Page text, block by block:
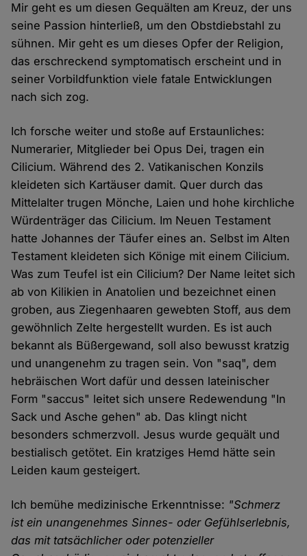
Mir geht es um diesen Gequälten am Kreuz, der uns
seine Passion hinterließ, um den Obstdiebstahl zu
sühnen. Mir geht es um dieses Opfer der Religion,
das erschreckend symptomatisch erscheint und in
seiner Vorbildfunktion viele fatale Entwicklungen
nach sich zog.
Ich forsche weiter und stoße auf Erstaunliches:
Numerarier, Mitglieder bei Opus Dei, tragen ein
Cilicium. Während des 2. Vatikanischen Konzils
kleideten sich Kartäuser damit. Quer durch das
Mittelalter trugen Mönche, Laien und hohe kirchliche
Würdenträger das Cilicium. Im Neuen Testament
hatte Johannes der Täufer eines an. Selbst im Alten
Testament kleideten sich Könige mit einem Cilicium.
Was zum Teufel ist ein Cilicium? Der Name leitet sich
ab von Kilikien in Anatolien und bezeichnet einen
groben, aus Ziegenhaaren gewebten Stoff, aus dem
gewöhnlich Zelte hergestellt wurden. Es ist auch
bekannt als Büßergewand, soll also bewusst kratzig
und unangenehm zu tragen sein. Von "saq", dem
hebräischen Wort dafür und dessen lateinischer
Form "saccus" leitet sich unsere Redewendung "In
Sack und Asche gehen" ab. Das klingt nicht
besonders schmerzvoll. Jesus wurde gequält und
bestialisch getötet. Ein kratziges Hemd hätte sein
Leiden kaum gesteigert.
Ich bemühe medizinische Erkenntnisse: "Schmerz
ist ein unangenehmes Sinnes- oder Gefühlserlebnis,
das mit tatsächlicher oder potenzieller